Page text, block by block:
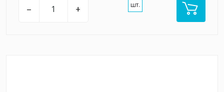
– + шт.